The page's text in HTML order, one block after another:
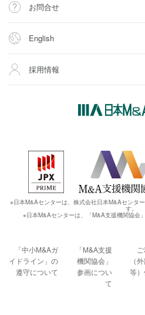
お問合せ
English
採用情報
※日本M&Aセンターは、株式会社日本M&Aセンタ
す。
※日本M&Aセンターは、「M&A支援機関協会
「中小M&Aガ
イドライン」の
遵守について
「M&A支援
機関協会」
参画につい
て
（
等）